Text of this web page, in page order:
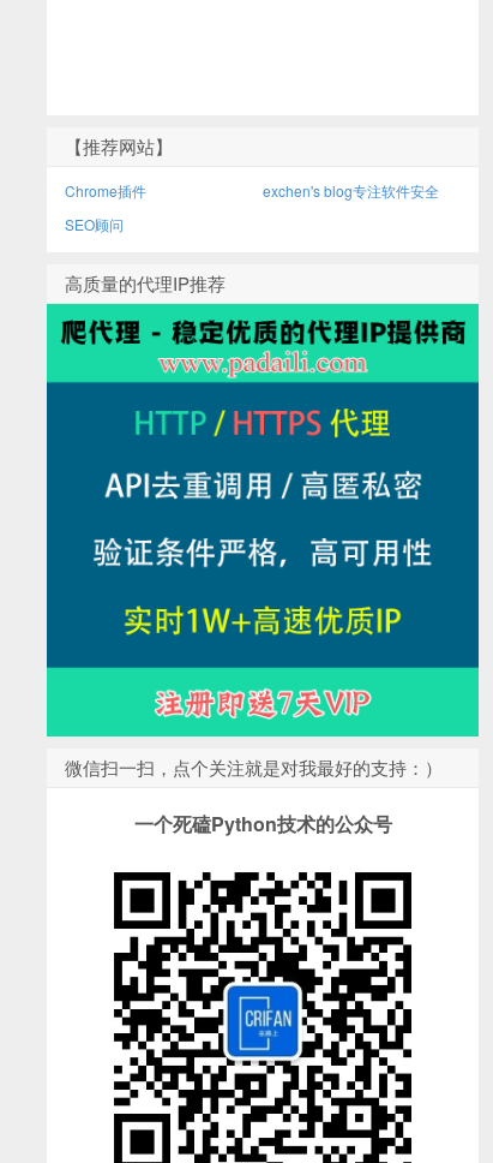
【推荐网站】
Chrome插件
exchen's blog专注软件安全
SEO顾问
高质量的代理IP推荐
微信扫一扫，点个关注就是对我最好的支持：）
一个死磕Python技术的公众号